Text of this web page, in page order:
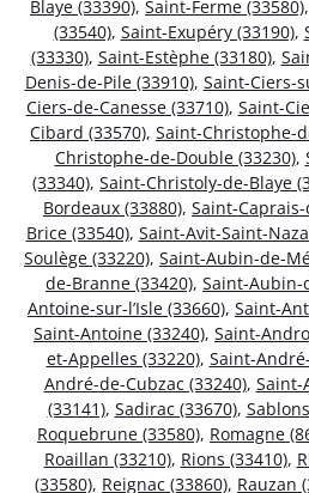
Blaye (33390), Saint-Ferme (33580),
(33540), Saint-Exupéry (33190),
(33330), Saint-Estèphe (33180),
Denis-de-Pile (33910), Saint-Ciers-
Ciers-de-Canesse (33710), Saint-
Cibard (33570), Saint-Christophe-
Christophe-de-Double (33230),
(33340), Saint-Christoly-de-Blaye
Bordeaux (33880), Saint-
Brice (33540), Saint-Avit-Saint-
Soulège (33220), Saint-Aubin-de-
de-Branne (33420), Saint-Aubin-
Antoine-sur-l’Isle (33660), Saint-
Saint-Antoine (33240), Saint-
et-Appelles (33220), Saint-
André-de-Cubzac (33240), Saint-
(33141), Sadirac (33670),
Roquebrune (33580), Romagne
Roaillan (33210), Rions (33410),
(33580), Reignac (33860), Rauzan